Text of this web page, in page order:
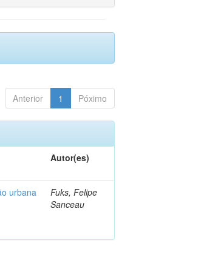
Anterior 1 Póximo
Autor(es)
urbana
Fuks, Felipe
Sanceau